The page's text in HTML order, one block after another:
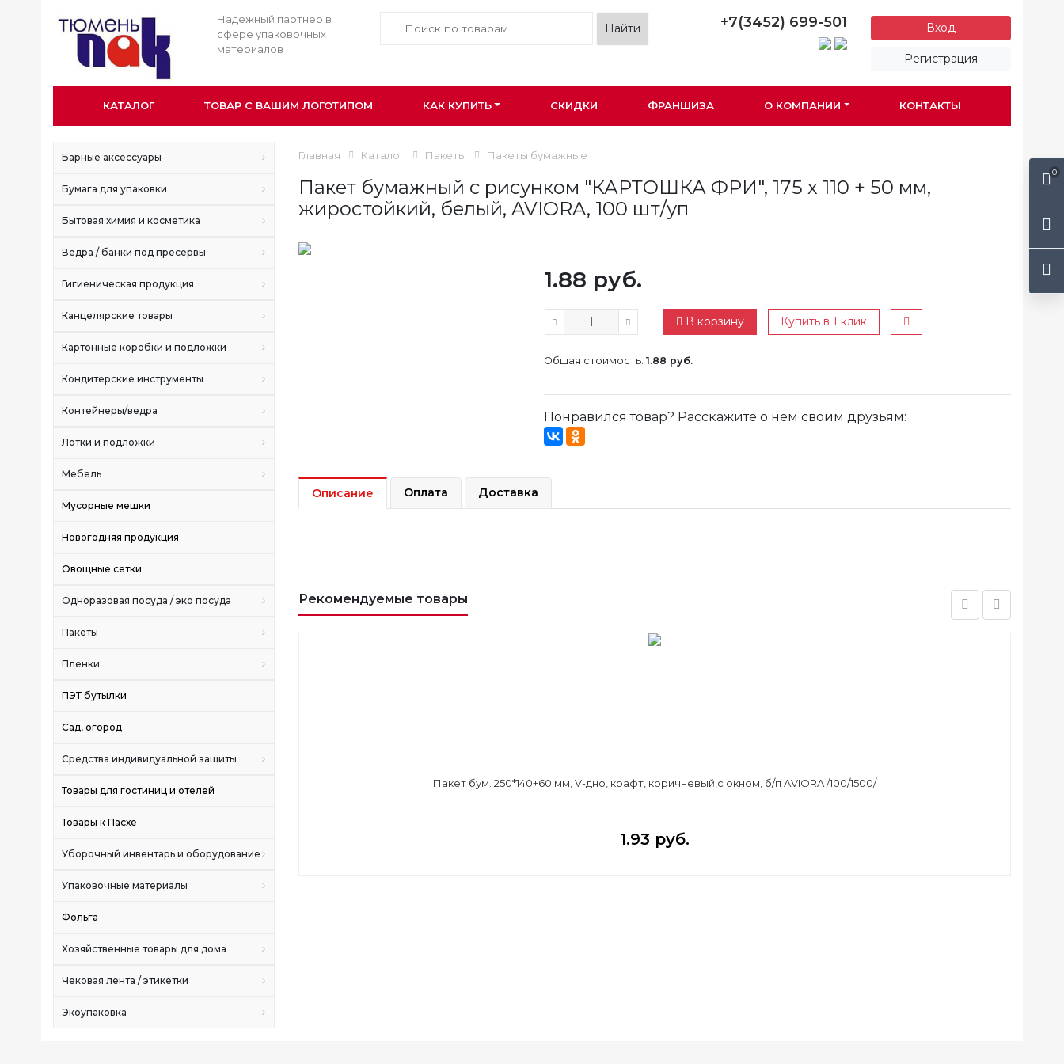
0
Надежный партнер в
сфере упаковочных
материалов
+7(3452) 699-501 Вход
Регистрация
КАТАЛОГ ТОВАР С ВАШИМ ЛОГОТИПОМ КАК КУПИТЬ СКИДКИ ФРАНШИЗА О КОМПАНИИ КОНТАКТЫ
Барные аксессуары
Бумага для упаковки
Бытовая химия и косметика
Ведра / банки под пресервы
Гигиеническая продукция
Канцелярские товары
Картонные коробки и подложки
Кондитерские инструменты
Контейнеры/ведра
Лотки и подложки
Мебель
Мусорные мешки
Новогодняя продукция
Овощные сетки
Одноразовая посуда / эко посуда
Пакеты
Пленки
ПЭТ бутылки
Сад, огород
Средства индивидуальной защиты
Товары для гостиниц и отелей
Товары к Пасхе
Уборочный инвентарь и оборудование
Упаковочные материалы
Фольга
Хозяйственные товары для дома
Чековая лента / этикетки
Экоупаковка
Главная Каталог Пакеты Пакеты бумажные
Пакет бумажный с рисунком "КАРТОШКА ФРИ", 175 х 110 + 50 мм,
жиростойкий, белый, AVIORA, 100 шт/уп
1.88 руб.
В корзину Купить в 1 клик
Общая стоимость: 1.88 руб.
Понравился товар? Расскажите о нем своим друзьям:
Описание Оплата Доставка
Рекомендуемые товары
Пакет бум. 250*140+60 мм, V-дно, крафт, коричневый,с окном, б/п AVIORA /100/1500/
1.93 руб.